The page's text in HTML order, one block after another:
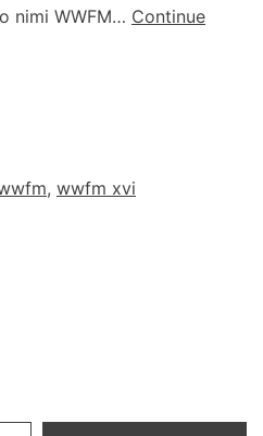
nimi WWFM… Continue
, wwfm xvi